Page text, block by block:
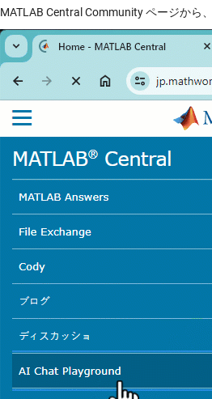
MATLAB Central Community ページから、